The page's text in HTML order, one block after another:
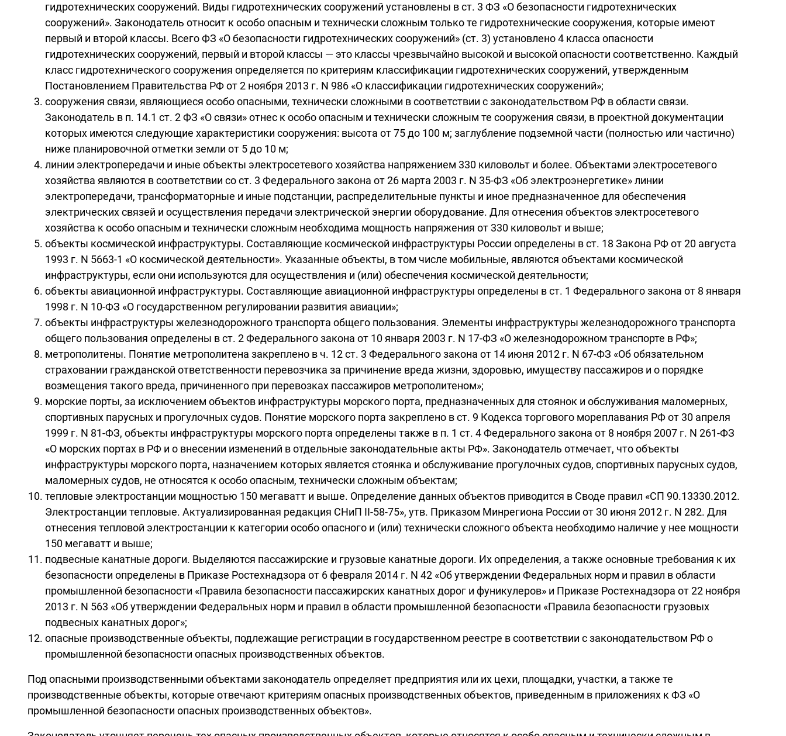
гидротехнических сооружений. Виды гидротехнических сооружений установлены в ст. 3 ФЗ «О безопасности гидротехнических
сооружений». Законодатель относит к особо опасным и технически сложным только те гидротехнические сооружения, которые имеют
первый и второй классы. Всего ФЗ «О безопасности гидротехнических сооружений» (ст. 3) установлено 4 класса опасности
гидротехнических сооружений, первый и второй классы — это классы чрезвычайно высокой и высокой опасности соответственно. Каждый
класс гидротехнического сооружения определяется по критериям классификации гидротехнических сооружений, утвержденным
Постановлением Правительства РФ от 2 ноября 2013 г. N 986 «О классификации гидротехнических сооружений»;
сооружения связи, являющиеся особо опасными, технически сложными в соответствии с законодательством РФ в области связи.
Законодатель в п. 14.1 ст. 2 ФЗ «О связи» отнес к особо опасным и технически сложным те сооружения связи, в проектной документации
которых имеются следующие характеристики сооружения: высота от 75 до 100 м; заглубление подземной части (полностью или частично)
ниже планировочной отметки земли от 5 до 10 м;
линии электропередачи и иные объекты электросетевого хозяйства напряжением 330 киловольт и более. Объектами электросетевого
хозяйства являются в соответствии со ст. 3 Федерального закона от 26 марта 2003 г. N 35-ФЗ «Об электроэнергетике» линии
электропередачи, трансформаторные и иные подстанции, распределительные пункты и иное предназначенное для обеспечения
электрических связей и осуществления передачи электрической энергии оборудование. Для отнесения объектов электросетевого
хозяйства к особо опасным и технически сложным необходима мощность напряжения от 330 киловольт и выше;
объекты космической инфраструктуры. Составляющие космической инфраструктуры России определены в ст. 18 Закона РФ от 20 августа
1993 г. N 5663-1 «О космической деятельности». Указанные объекты, в том числе мобильные, являются объектами космической
инфраструктуры, если они используются для осуществления и (или) обеспечения космической деятельности;
объекты авиационной инфраструктуры. Составляющие авиационной инфраструктуры определены в ст. 1 Федерального закона от 8 января
1998 г. N 10-ФЗ «О государственном регулировании развития авиации»;
объекты инфраструктуры железнодорожного транспорта общего пользования. Элементы инфраструктуры железнодорожного транспорта
общего пользования определены в ст. 2 Федерального закона от 10 января 2003 г. N 17-ФЗ «О железнодорожном транспорте в РФ»;
метрополитены. Понятие метрополитена закреплено в ч. 12 ст. 3 Федерального закона от 14 июня 2012 г. N 67-ФЗ «Об обязательном
страховании гражданской ответственности перевозчика за причинение вреда жизни, здоровью, имуществу пассажиров и о порядке
возмещения такого вреда, причиненного при перевозках пассажиров метрополитеном»;
морские порты, за исключением объектов инфраструктуры морского порта, предназначенных для стоянок и обслуживания маломерных,
спортивных парусных и прогулочных судов. Понятие морского порта закреплено в ст. 9 Кодекса торгового мореплавания РФ от 30 апреля
1999 г. N 81-ФЗ, объекты инфраструктуры морского порта определены также в п. 1 ст. 4 Федерального закона от 8 ноября 2007 г. N 261-ФЗ
«О морских портах в РФ и о внесении изменений в отдельные законодательные акты РФ». Законодатель отмечает, что объекты
инфраструктуры морского порта, назначением которых является стоянка и обслуживание прогулочных судов, спортивных парусных судов,
маломерных судов, не относятся к особо опасным, технически сложным объектам;
тепловые электростанции мощностью 150 мегаватт и выше. Определение данных объектов приводится в Своде правил «СП 90.13330.2012.
Электростанции тепловые. Актуализированная редакция СНиП II-58-75», утв. Приказом Минрегиона России от 30 июня 2012 г. N 282. Для
отнесения тепловой электростанции к категории особо опасного и (или) технически сложного объекта необходимо наличие у нее мощности
150 мегаватт и выше;
подвесные канатные дороги. Выделяются пассажирские и грузовые канатные дороги. Их определения, а также основные требования к их
безопасности определены в Приказе Ростехнадзора от 6 февраля 2014 г. N 42 «Об утверждении Федеральных норм и правил в области
промышленной безопасности «Правила безопасности пассажирских канатных дорог и фуникулеров» и Приказе Ростехнадзора от 22 ноября
2013 г. N 563 «Об утверждении Федеральных норм и правил в области промышленной безопасности «Правила безопасности грузовых
подвесных канатных дорог»;
опасные производственные объекты, подлежащие регистрации в государственном реестре в соответствии с законодательством РФ о
промышленной безопасности опасных производственных объектов.
Под опасными производственными объектами законодатель определяет предприятия или их цехи, площадки, участки, а также те
производственные объекты, которые отвечают критериям опасных производственных объектов, приведенным в приложениях к ФЗ «О
промышленной безопасности опасных производственных объектов».